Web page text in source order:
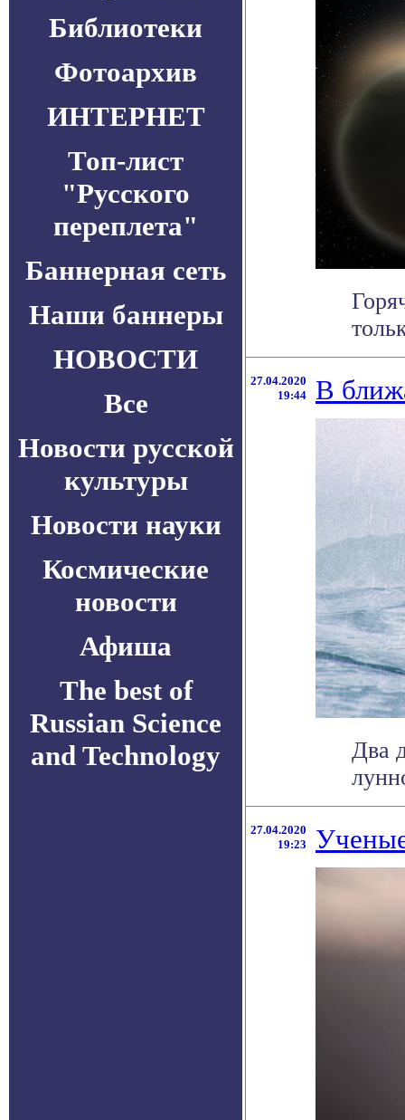
Библиотеки
Фотоархив
ИНТЕРНЕТ
Топ-лист
"Русского
переплета"
Баннерная сеть
Наши баннеры
НОВОСТИ
Все
Новости русской
культуры
Новости науки
Космические
новости
Афиша
The best of
Russian Science
and Technology
27.04.2020
19:44
В
Два
27.04.2020
19:23